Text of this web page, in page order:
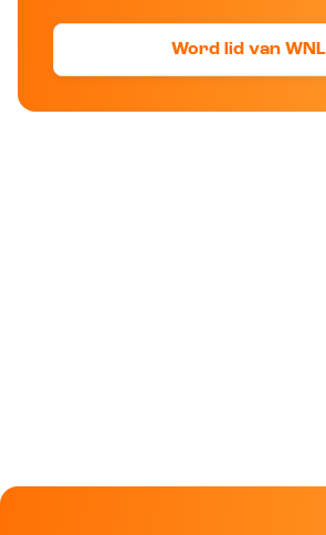
Word lid van WNL